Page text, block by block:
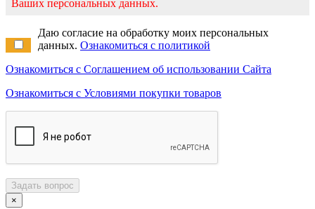
Ваших персональных данных.
Даю согласие на обработку моих персональных
данных. Ознакомиться с политикой
Ознакомиться с Соглашением об использовании Сайта
Ознакомиться с Условиями покупки товаров
Задать вопрос
×